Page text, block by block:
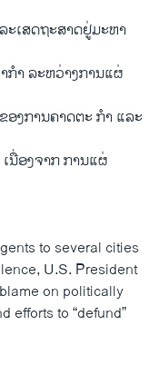
ເສດຖະສາດຢູ່ມະຫາ
ກຳ ລະຫວ່າງການແຜ່
ງການຄາດຕະ ກຳ ແລະ
ນື່ອງຈາກ ການແຜ່
to several cities
U.S. President
on politically
efforts to “defund”